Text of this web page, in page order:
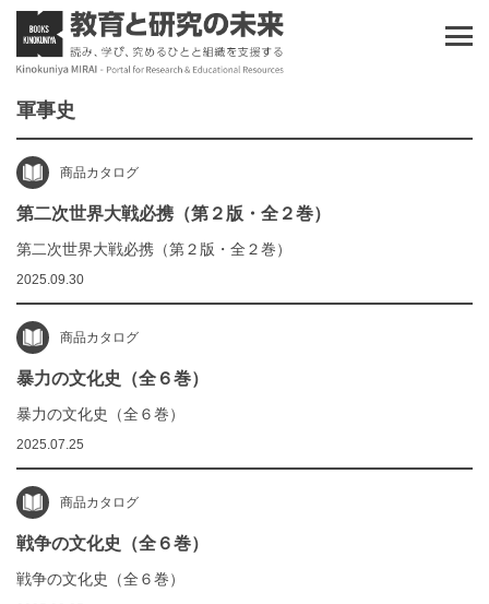
軍事史
商品カタログ
第二次世界大戦必携（第２版・全２巻）
第二次世界大戦必携（第２版・全２巻）
2025.09.30
商品カタログ
暴力の文化史（全６巻）
暴力の文化史（全６巻）
2025.07.25
商品カタログ
戦争の文化史（全６巻）
戦争の文化史（全６巻）